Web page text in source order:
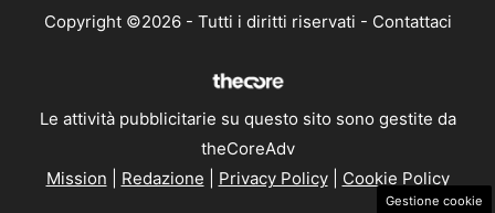
Copyright ©2026 - Tutti i diritti riservati - Contattaci
Le attività pubblicitarie su questo sito sono gestite da
theCoreAdv
Mission
Redazione Privacy Policy| Cookie Policy
Gestione cookie